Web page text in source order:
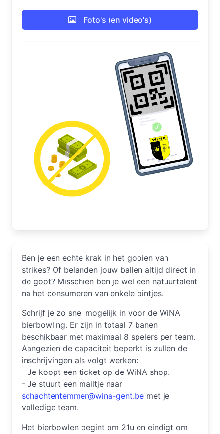
Foto's (en video's)
Ben je een echte krak in het gooien van
strikes? Of belanden jouw ballen altijd direct in
de goot? Misschien ben je wel een natuurtalent
na het consumeren van enkele pintjes.
Schrijf je zo snel mogelijk in voor de WiNA
bierbowling. Er zijn in totaal 7 banen
beschikbaar met maximaal 8 spelers per team.
Aangezien de capaciteit beperkt is zullen de
inschrijvingen als volgt werken:
- Je koopt een ticket op de WiNA shop.
- Je stuurt een mailtje naar
schachtentemmer@wina-gent.be met je
volledige team.
Het bierbowlen begint om 21u en eindigt om